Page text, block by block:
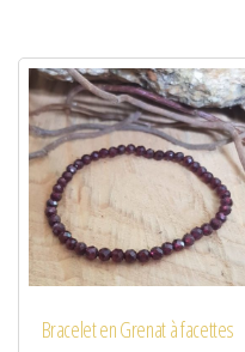
Bracelet en Grenat à facettes